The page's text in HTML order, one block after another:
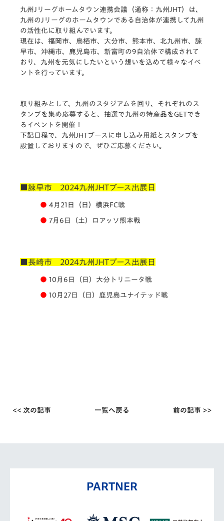
九州Jリーグホームタウン連携会議（通称：九州JHT）は、
九州のJリーグのホームタウンである自治体が連携して九州
の活性化に取り組んでいます。
現在は、福岡市、鳥栖市、大分市、熊本市、北九州市、諫
早市、沖縄市、鹿児島市、新富町の9自治体で構成されて
おり、九州を元気にしたいという想いを込めて様々なイベ
ントを行っています。
取り組みとして、九州のスタジアムを回り、それぞれのス
タンプを集め応募すると、抽選で九州の特産品をGETでき
るイベントを開催！
下記日程で、九州JHTブースに申し込み用紙とスタンプを
設置しておりますので、ぜひご応募ください。
■諫早市 2024九州JHTブース出展日
● 4月21日（日）横浜FC戦
● 7月6日（土）ロアッソ熊本戦
■長崎市 2024九州JHTブース出展日
● 10月6日（日）大分トリニータ戦
● 10月27日（日）鹿児島ユナイテッド戦
<< 次の記事 一覧へ戻る 前の記事 >>
PARTNER